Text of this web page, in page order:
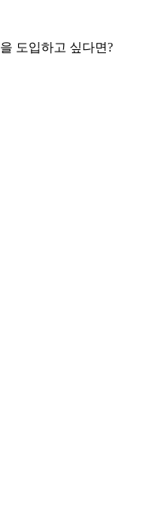
을 도입하고 싶다면?